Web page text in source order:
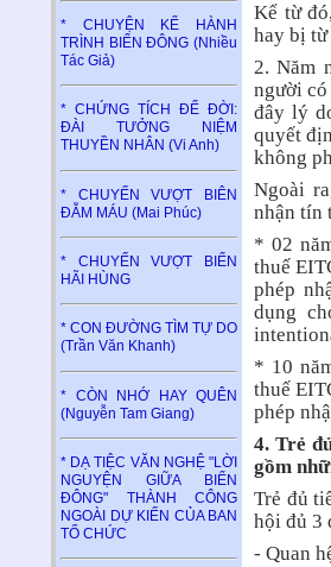
* CHUYỆN KỂ HÀNH
TRÌNH BIỂN ĐÔNG (Nhiều
Tác Giả)
* CHỨNG TÍCH ĐỂ ĐỜI:
ĐÀI TƯỞNG NIỆM
THUYỀN NHÂN (Vi Anh)
* CHUYẾN VƯỢT BIÊN
ĐẪM MÁU (Mai Phúc)
* CHUYẾN VƯỢT BIỂN
HÃI HÙNG
* CON ĐƯỜNG TÌM TỰ DO
(Trần Văn Khanh)
* CÒN NHỚ HAY QUÊN
(Nguyễn Tam Giang)
* DẠ TIỆC VĂN NGHỆ "LỜI
NGUYỆN GIỮA BIỂN
ĐÔNG" THÀNH CÔNG
NGOÀI DỰ KIẾN CỦA BAN
TỔ CHỨC
Kể từ
hay bị
2. Năm
người
đây lý
quyết
không
Ngoài
nhận tín
* 02
thuế
phép
dụng
* 10
thuế
phép
4. Trẻ
gồm
Trẻ đủ
hội đủ 3
- Quan